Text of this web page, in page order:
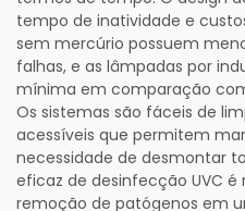
tempo de inatividade e
sem mercúrio possuem
falhas, e as lâmpadas por
mínima em comparação
Os sistemas são fáceis de
acessíveis que permitem
necessidade de desmontar
eficaz de desinfecção UVC
remoção de patógenos em